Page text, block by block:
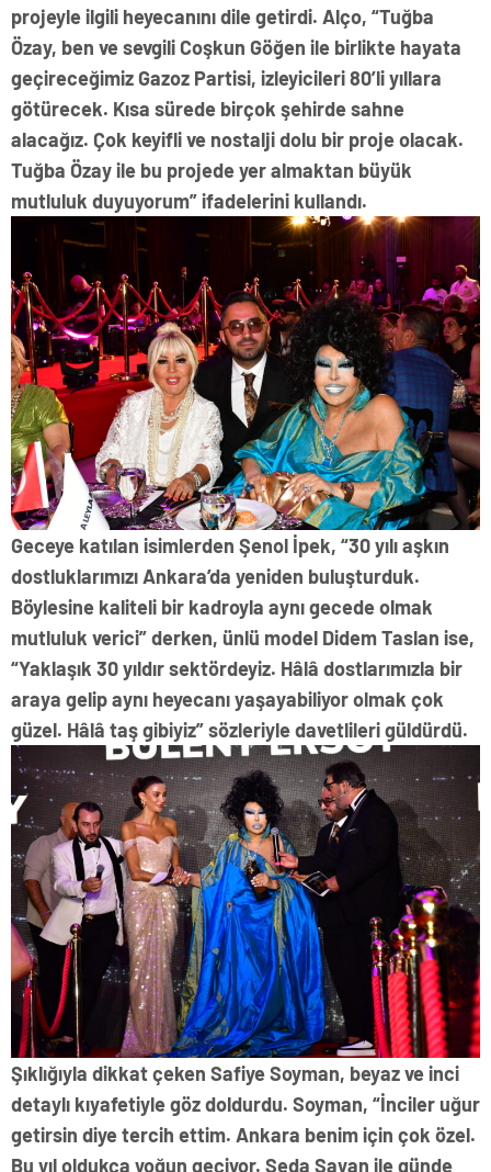
projeyle ilgili heyecanını dile getirdi. Alço, “Tuğba
Özay, ben ve sevgili Coşkun Göğen ile birlikte hayata
geçireceğimiz Gazoz Partisi, izleyicileri 80’li yıllara
götürecek. Kısa sürede birçok şehirde sahne
alacağız. Çok keyifli ve nostalji dolu bir proje olacak.
Tuğba Özay ile bu projede yer almaktan büyük
mutluluk duyuyorum” ifadelerini kullandı.
Geceye katılan isimlerden Şenol İpek, “30 yılı aşkın
dostluklarımızı Ankara’da yeniden buluşturduk.
Böylesine kaliteli bir kadroyla aynı gecede olmak
mutluluk verici” derken, ünlü model Didem Taslan ise,
“Yaklaşık 30 yıldır sektördeyiz. Hâlâ dostlarımızla bir
araya gelip aynı heyecanı yaşayabiliyor olmak çok
güzel. Hâlâ taş gibiyiz” sözleriyle davetlileri güldürdü.
Şıklığıyla dikkat çeken Safiye Soyman, beyaz ve inci
detaylı kıyafetiyle göz doldurdu. Soyman, “İnciler uğur
getirsin diye tercih ettim. Ankara benim için çok özel.
Bu yıl oldukça yoğun geçiyor. Seda Sayan ile günde